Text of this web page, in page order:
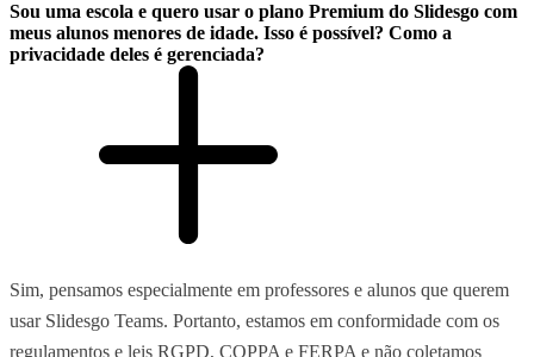
Sou uma escola e quero usar o plano Premium do Slidesgo com
meus alunos menores de idade. Isso é possível? Como a
privacidade deles é gerenciada?
Sim, pensamos especialmente em professores e alunos que querem
usar Slidesgo Teams. Portanto, estamos em conformidade com os
regulamentos e leis RGPD, COPPA e FERPA e não coletamos